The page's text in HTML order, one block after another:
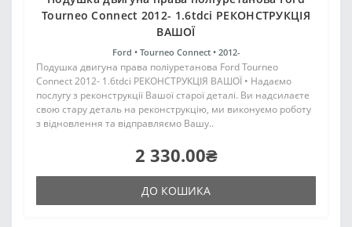
Tourneo Connect 2012- 1.6tdci РЕКОНСТРУКЦІЯ
ВАШОЇ
Ford • Tourneo Connect • 2012-
Подушка двигуна права поліуретанова Ford Tourneo
Connect 2012- 1.6tdci РЕКОНСТРУКЦІЯ ВАШОЇ • Надаємо
послугу з реконструкції Вашої старої деталі. Ви надсилаєте
свою стару деталь на реконструкцію, ми виконуємо роботу
з відновлення та відправляємо Вашу..
2 330.00₴
ДО КОШИКА